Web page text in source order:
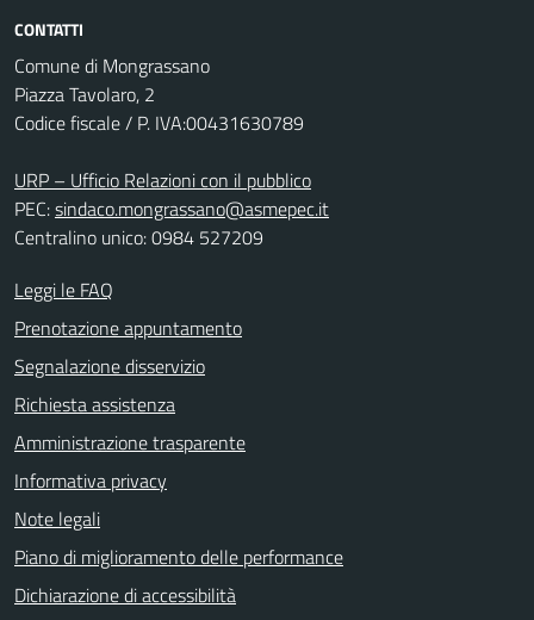
CONTATTI
Comune di Mongrassano
Piazza Tavolaro, 2
Codice fiscale / P. IVA:00431630789
URP – Ufficio Relazioni con il pubblico
PEC:sindaco.mongrassano@asmepec.it
Centralino unico: 0984 527209
Leggi le FAQ
Prenotazione appuntamento
Segnalazione disservizio
Richiesta assistenza
Amministrazione trasparente
Informativa privacy
Note legali
Piano di miglioramento delle performance
Dichiarazione di accessibilità